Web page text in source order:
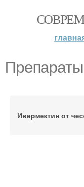
Препараты
Ивермектин от